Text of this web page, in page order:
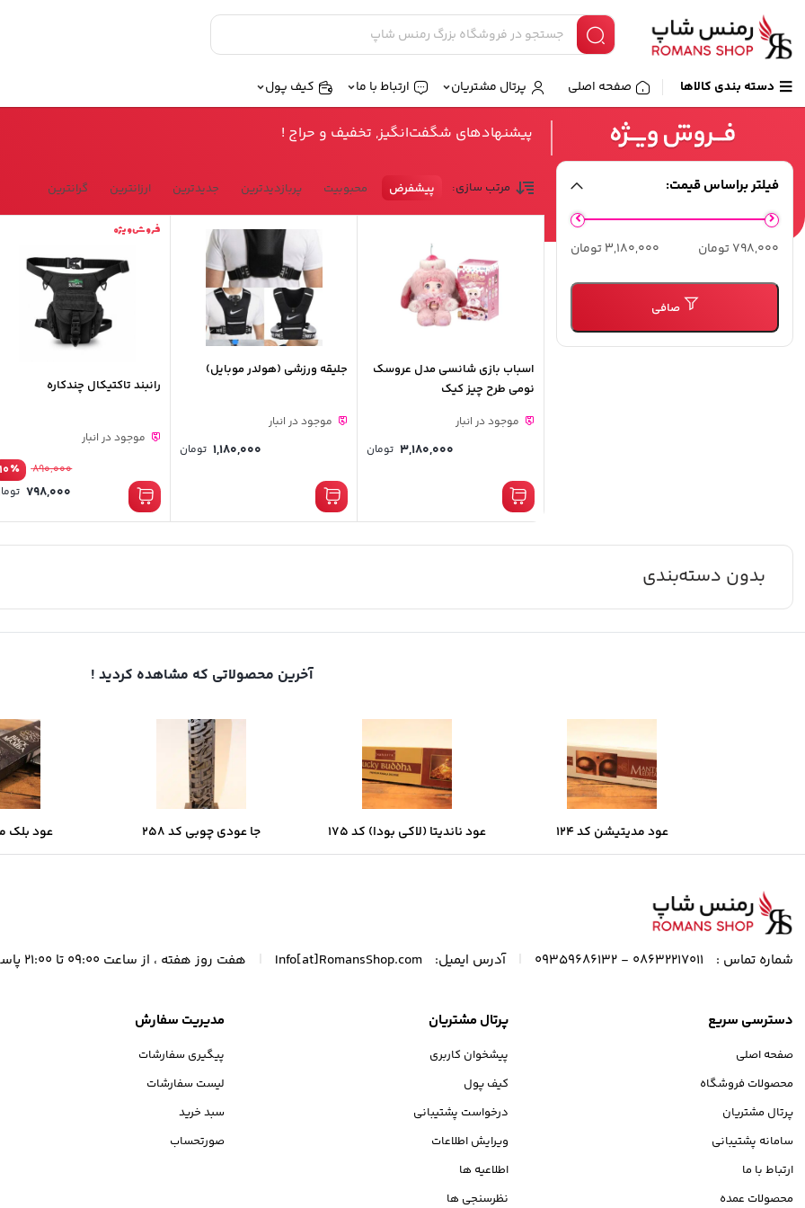
دسته بندی کالاها صفحه اصلی پرتال مشتریان ارتباط با ما کیف پول
پیشنهادهای شگفت‌انگیز, تخفیف و حراج !
فیلتر براساس قیمت:
حداقل
قیمت
حداكثر
قيمت
صافی
798,000 تومان 3,180,000 تومان
مرتب سازی: پیشفرض محبوبیت پربازدیدترین جدیدترین ارزانترین گرانترین
اسباب بازی شانسی مدل عروسک
نومی طرح چیز کیک
موجود در انبار
3,180,000 تومان
جلیقه ورزشی (هولدر موبایل)
موجود در انبار
1,180,000 تومان
فروش ویژه
رانبند تاکتیکال چندکاره
موجود در انبار
٪10 890,000
798,000
بدون دسته‌بندی
آخرین محصولاتی که مشاهده کردید !
عود مدیتیشن کد 124 عود ناندیتا (لاکی بودا) کد 175 جا عودی چوبی کد 258 عود بلک
شماره تماس : 08632217011 - 09359686132 آدرس ایمیل: Info[at]RomansShop.com هفت روز هفته ، از ساعت 09:00 تا 21:00 پاسخگوی شما هستیم.
دسترسی سریع
صفحه اصلی
محصولات فروشگاه
پرتال مشتریان
سامانه پشتیبانی
ارتباط با ما
محصولات عمده
پرتال مشتریان
پیشخوان کاربری
کیف پول
درخواست پشتیبانی
ویرایش اطلاعات
اطلاعیه ها
نظرسنجی ها
مدیریت سفارش
پیگیری سفارشات
لیست سفارشات
سبد خرید
صورتحساب